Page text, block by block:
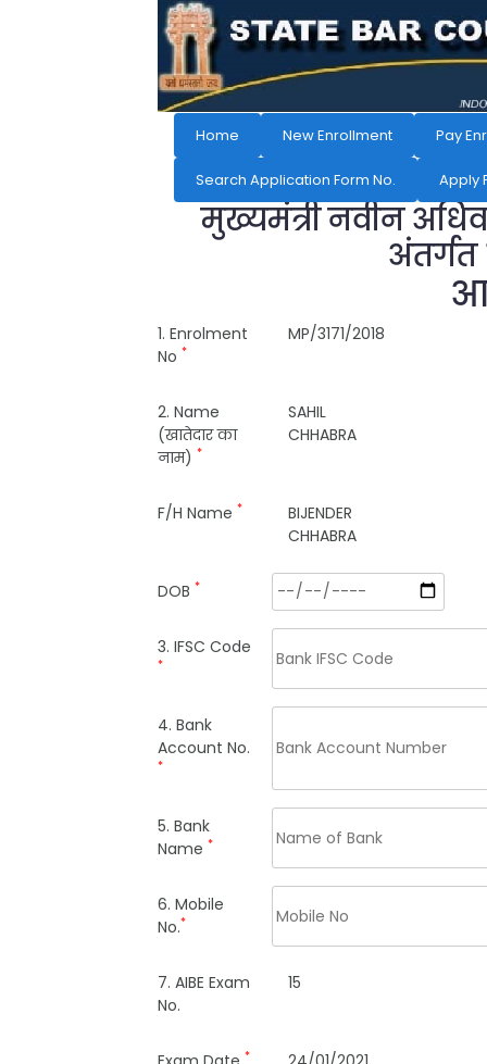
Home New Enrollment Pay
Search Application Form No. Apply
मुख्यमंत्री नवीन
अंतर्गत
1. Enrolment
No *
MP/3171/2018
2. Name
(खातेदार का
नाम) *
SAHIL
CHHABRA
F/H Name *
BIJENDER
CHHABRA
DOB *
3. IFSC Code
*
4. Bank
Account No.
*
5. Bank
Name *
6. Mobile
No.*
7. AIBE Exam
No.
15
*